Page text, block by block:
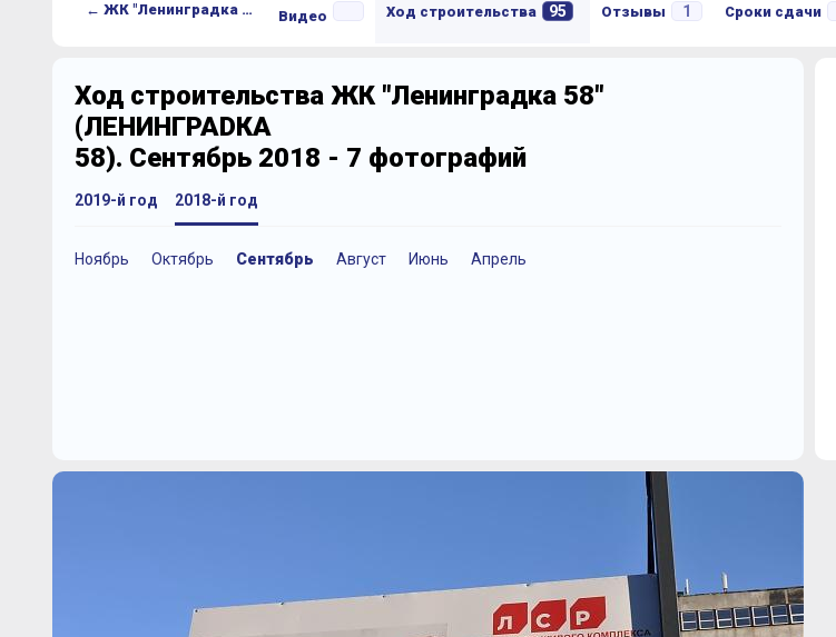
← ЖК "Ленинградка 58" (ЛЕНИНГРАDКА 58) Видео Ход строительства 95 Отзывы 1 Сроки сдачи
Ход строительства ЖК "Ленинградка 58"
(ЛЕНИНГРАDКА
58). Сентябрь 2018 - 7 фотографий
2019-й год 2018-й год
Ноябрь Октябрь Сентябрь Август Июнь Апрель